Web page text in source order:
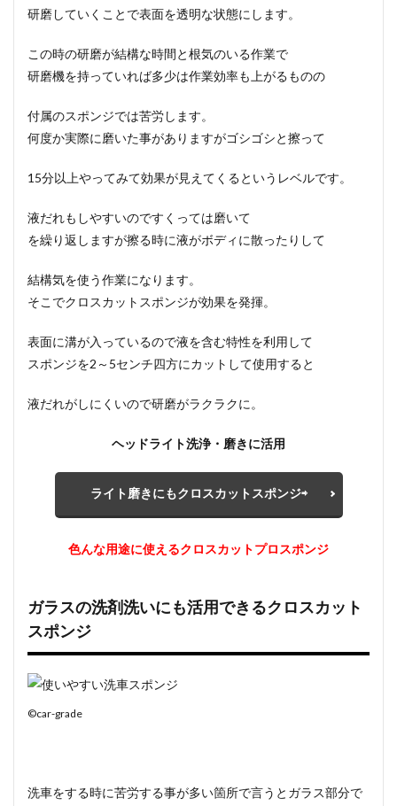
研磨していくことで表面を透明な状態にします。
この時の研磨が結構な時間と根気のいる作業で
研磨機を持っていれば多少は作業効率も上がるものの
付属のスポンジでは苦労します。
何度か実際に磨いた事がありますがゴシゴシと擦って
15分以上やってみて効果が見えてくるというレベルです。
液だれもしやすいのですくっては磨いて
を繰り返しますが擦る時に液がボディに散ったりして
結構気を使う作業になります。
そこでクロスカットスポンジが効果を発揮。
表面に溝が入っているので液を含む特性を利用して
スポンジを2～5センチ四方にカットして使用すると
液だれがしにくいので研磨がラクラクに。
ヘッドライト洗浄・磨きに活用
ライト磨きにもクロスカットスポンジ⇨
色んな用途に使えるクロスカットプロスポンジ
ガラスの洗剤洗いにも活用できるクロスカット
スポンジ
©car-grade
洗車をする時に苦労する事が多い箇所で言うとガラス部分で